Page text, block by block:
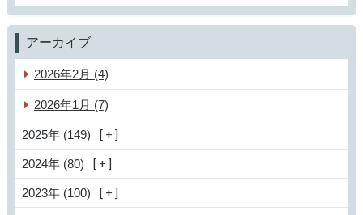
アーカイブ
2026年2月 (4)
2026年1月 (7)
2025年 (149)
2024年 (80)
2023年 (100)